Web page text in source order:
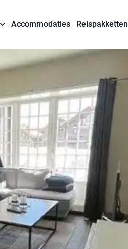
Accommodaties Reispakketten